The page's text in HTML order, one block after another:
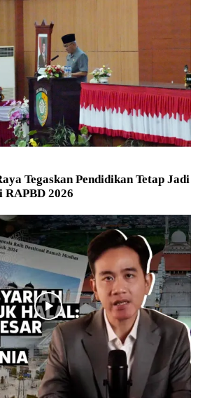
Tegaskan Pendidikan Tetap Jadi
2026